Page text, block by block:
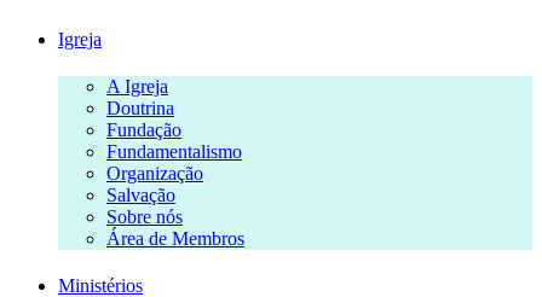
Igreja
A Igreja
Doutrina
Fundação
Fundamentalismo
Organização
Salvação
Sobre nós
Área de Membros
Ministérios